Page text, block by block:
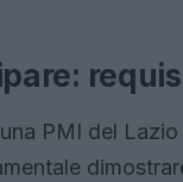
PMI del